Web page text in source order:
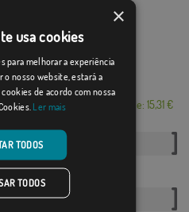
Desde: 15,31 €
×
usa cookies
para melhorar a experiência
o nosso website, estará a
de acordo com nossa
Ler mais
TODOS
TODOS